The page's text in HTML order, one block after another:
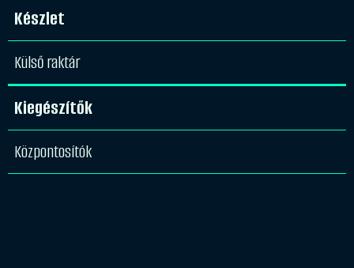
Készlet
Külső raktár
Kiegészítők
Központosítók